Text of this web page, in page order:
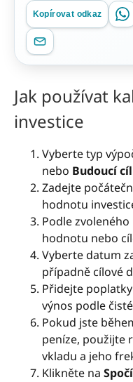
Kopírovat odkaz
Jak používat
investice
Vyberte typ
nebo Budoucí cíl
Zadejte
hodnotu
Podle
hodnotu nebo
Vyberte datum
případně cílové
Přidejte
výnos podle
Pokud jste
peníze, použijte
vkladu a jeho
Klikněte na